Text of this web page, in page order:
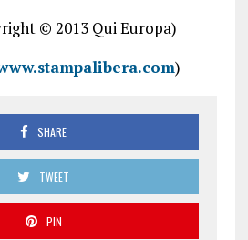
© 2013 Qui Europa)
)
SHARE
TWEET
PIN